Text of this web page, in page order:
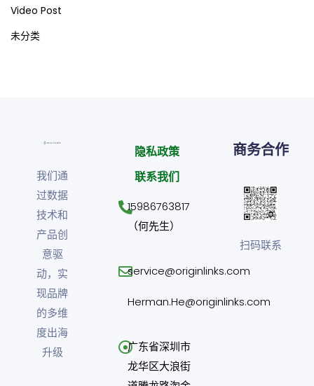
Video Post
未分类
我们通
过数据
技术和
产品创
意驱
动，实
现品牌
的多维
度出海
升级
隐私政策
联系我们
15986763817
（何先生）
service@originlinks.com
Herman.He@originlinks.com
广东省深圳市
龙华区大浪街
商务合作
扫码联系